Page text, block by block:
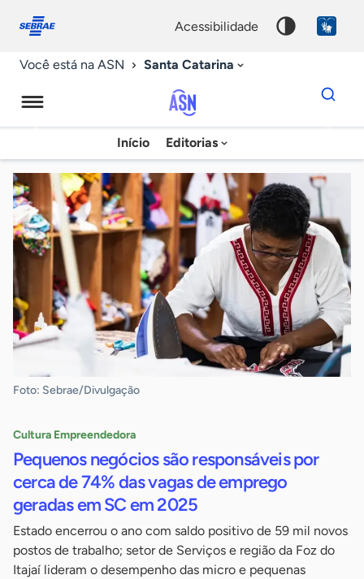
conosco
acessibilidade
Você está na ASN Santa Catarina
Agência
Sebrae
de
Notícias
Início Editorias
Dados
para
chave
Foto: Sebrae/Divulgação
Cultura Empreendedora
Pequenos negócios são responsáveis por
cerca de 74% das vagas de emprego
geradas em SC em 2025
Estado encerrou o ano com saldo positivo de 59 mil novos
postos de trabalho; setor de Serviços e região da Foz do
Itajaí lideram o desempenho das micro e pequenas